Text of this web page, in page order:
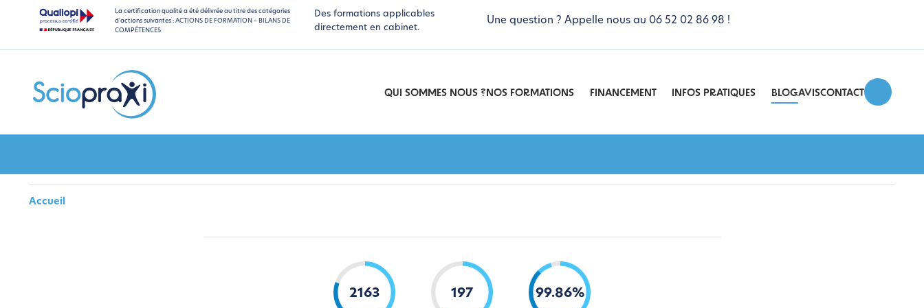
La certification qualité a été délivrée au titre des catégories
d'actions suivantes : ACTIONS DE FORMATION – BILANS DE
COMPÉTENCES
Des formations applicables
directement en cabinet.
Une question ? Appelle nous au 06 52 02 86 98 !
QUI SOMMES NOUS ?NOS FORMATIONS FINANCEMENT INFOS PRATIQUES BLOGAVISCONTACT
Accueil
2163 197 99.86%